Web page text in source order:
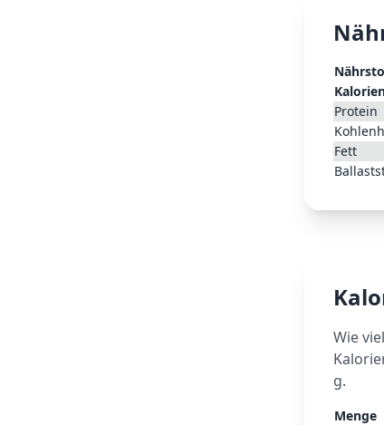
Protein
Fett
Wie
g.
Menge